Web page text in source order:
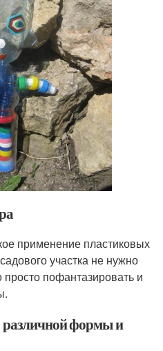
применение пластиковых
участка не нужно
пофантазировать и
формы и